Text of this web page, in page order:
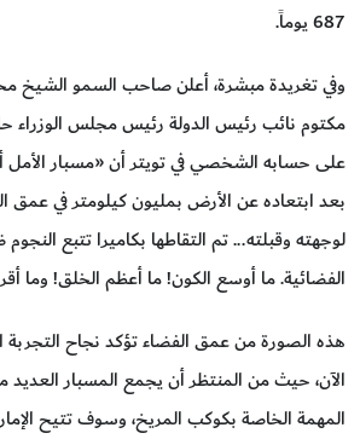
687 يوماً.
وفي تغريدة مبشرة، أعلن صاحب السمو الشيخ
مكتوم نائب رئيس الدولة رئيس مجلس الوزراء
على حسابه الشخصي في تويتر أن «مسبار الأمل
بعد ابتعاده عن الأرض بمليون كيلومتر في عمق
لوجهته وقبلته... تم التقاطها بكاميرا تتبع
الفضائية. ما أوسع الكون! ما أعظم الخلق! وما
هذه الصورة من عمق الفضاء تؤكد نجاح التجربة
الآن، حيث من المنتظر أن يجمع المسبار
المهمة الخاصة بكوكب المريخ، وسوف تتيح